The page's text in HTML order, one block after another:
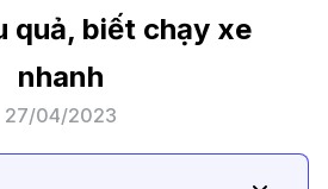
quả, biết chạy xe
nhanh
27/04/2023